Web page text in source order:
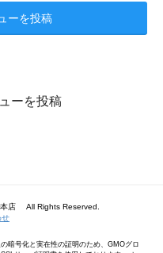
ーを投稿
ーを投稿
店 All Rights Reserved.
せ
暗号化と実在性の証明のため、GMOグロ